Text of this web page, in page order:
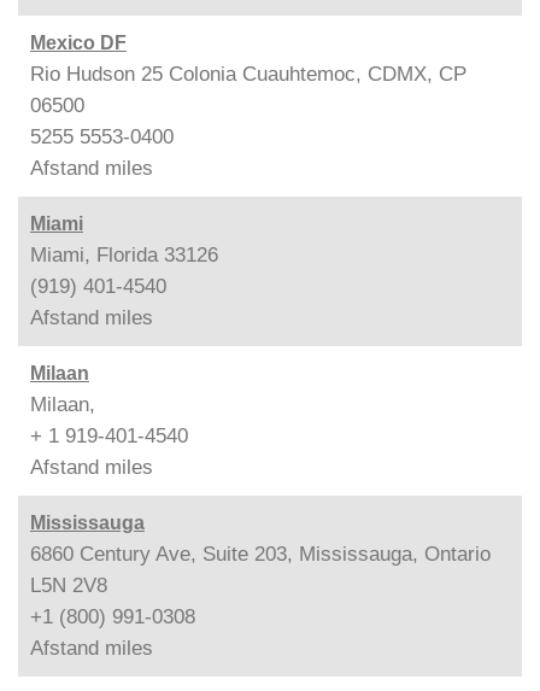
Mexico DF
Rio Hudson 25 Colonia Cuauhtemoc, CDMX, CP
06500
5255 5553-0400
Afstand miles
Miami
Miami, Florida 33126
(919) 401-4540
Afstand miles
Milaan
Milaan,
+ 1 919-401-4540
Afstand miles
Mississauga
6860 Century Ave, Suite 203, Mississauga, Ontario
L5N 2V8
+1 (800) 991-0308
Afstand miles